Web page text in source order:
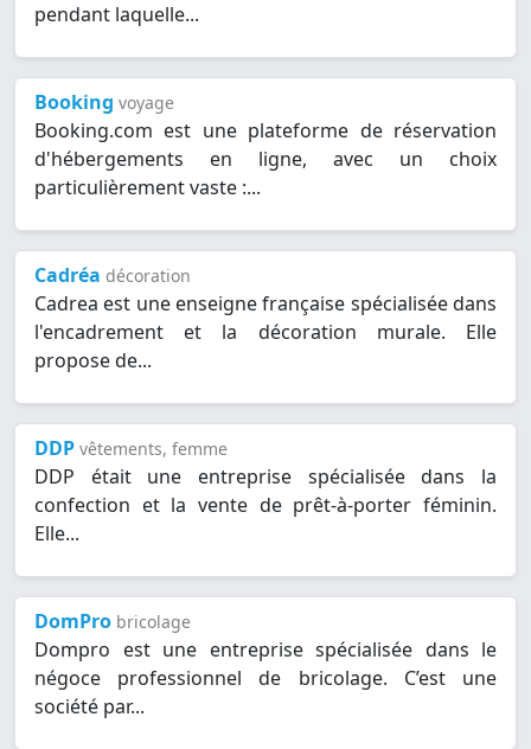
pendant laquelle...
Booking voyage
Booking.com est une plateforme de réservation
d'hébergements en ligne, avec un choix
particulièrement vaste :...
Cadréa décoration
Cadrea est une enseigne française spécialisée dans
l'encadrement et la décoration murale. Elle
propose de...
DDP vêtements, femme
DDP était une entreprise spécialisée dans la
confection et la vente de prêt-à-porter féminin.
Elle...
DomPro bricolage
Dompro est une entreprise spécialisée dans le
négoce professionnel de bricolage. C’est une
société par...